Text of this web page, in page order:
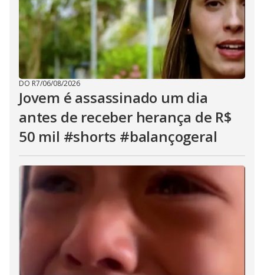
DO R7/06/08/2026
Jovem é assassinado um dia
antes de receber herança de R$
50 mil #shorts #balançogeral